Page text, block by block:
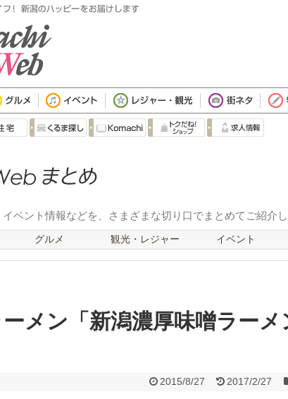
ベント情報などを、さまざまな切り口でまとめてご紹介
グルメ 観光・レジャー イベント
メン「新潟濃厚味噌ラーメ
2015/8/27 2017/2/27